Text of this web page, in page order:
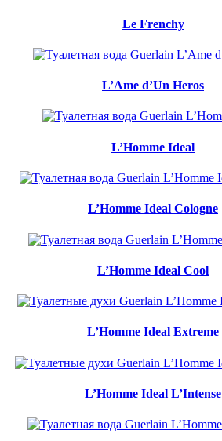
Le Frenchy
L’Ame d’Un Heros
L’Homme Ideal
L’Homme Ideal Cologne
L’Homme Ideal Cool
L’Homme Ideal Extreme
L’Homme Ideal L’Intense